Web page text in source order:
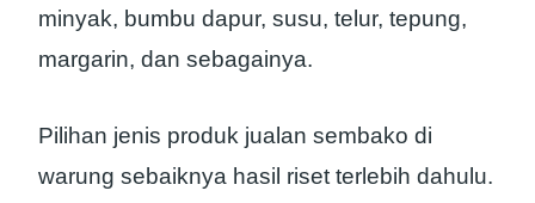
minyak, bumbu dapur, susu, telur, tepung,
margarin, dan sebagainya.
Pilihan jenis produk jualan sembako di
warung sebaiknya hasil riset terlebih dahulu.